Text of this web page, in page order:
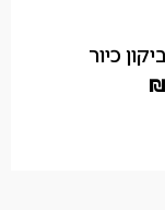
כיור
₪